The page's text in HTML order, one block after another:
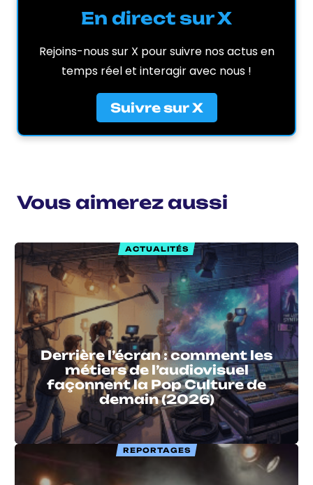
En direct sur X
Rejoins-nous sur X pour suivre nos actus en
temps réel et interagir avec nous !
Suivre sur X
Vous aimerez aussi
ACTUALITÉS
Derrière l’écran : comment les
métiers de l’audiovisuel
façonnent la Pop Culture de
demain (2026)
REPORTAGES